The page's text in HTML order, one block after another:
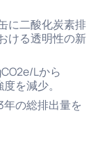
に二酸化炭素排
ける透明性の新
Lから
を減少。
の総排出量を